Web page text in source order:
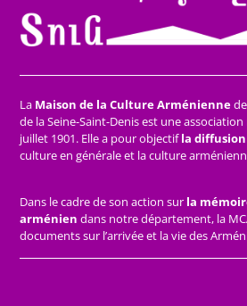
La Maison de la Culture Arménienne
de la Seine-Saint-Denis est une
juillet 1901. Elle a pour objectifla diffusion
culture en générale et la culture
Dans le cadre de son action sur la
arménien dans notre département, la
documents sur l’arrivée et la vie des